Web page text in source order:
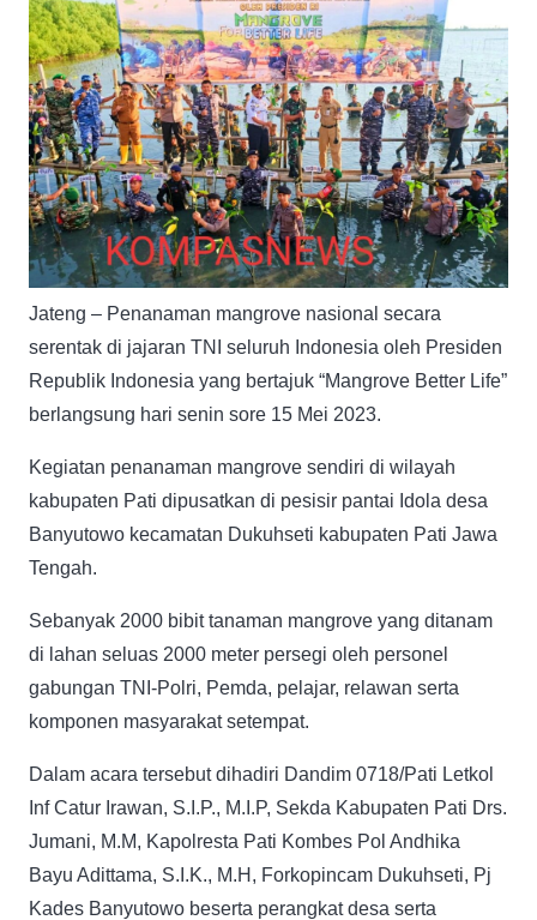
Jateng – Penanaman mangrove nasional secara
serentak di jajaran TNI seluruh Indonesia oleh Presiden
Republik Indonesia yang bertajuk “Mangrove Better Life”
berlangsung hari senin sore 15 Mei 2023.
Kegiatan penanaman mangrove sendiri di wilayah
kabupaten Pati dipusatkan di pesisir pantai Idola desa
Banyutowo kecamatan Dukuhseti kabupaten Pati Jawa
Tengah.
Sebanyak 2000 bibit tanaman mangrove yang ditanam
di lahan seluas 2000 meter persegi oleh personel
gabungan TNI-Polri, Pemda, pelajar, relawan serta
komponen masyarakat setempat.
Dalam acara tersebut dihadiri Dandim 0718/Pati Letkol
Inf Catur Irawan, S.I.P., M.I.P, Sekda Kabupaten Pati Drs.
Jumani, M.M, Kapolresta Pati Kombes Pol Andhika
Bayu Adittama, S.I.K., M.H, Forkopincam Dukuhseti, Pj
Kades Banyutowo beserta perangkat desa serta